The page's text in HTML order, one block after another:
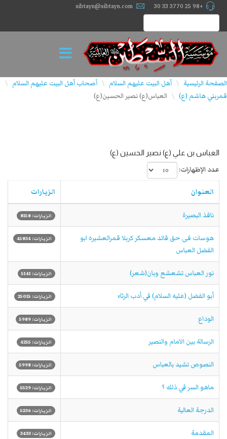
+98 25 3770 33 30
sibtayn@sibtayn.com
الصفحة الرئيسية \ أهل البيت عليهم السلام \ أصحاب أهل البيت علیهم السلام \
قمربني هاشم (ع) \ العباس(ع) نصير الحسين(ع)
العباس بن علي (ع) نصير الحسين (ع)
عدد الإظهارات:
العنوان الزيارات
نافذ البصيرة الزيارات: 8158
هوسات فی حق قائد معسکر کربلا قمرالعشیره ابو
الفضل العباس
الزيارات: 45834
نور العباس تشعشع وبان(شعر) الزيارات: 5141
أبو الفضل (عليه السلام) في أدب الرثاء الزيارات: 25015
الوداع الزيارات: 5989
الرسالة بين الامام والنصير الزيارات: 4255
النصوص تشيد بالعباس الزيارات: 5998
ماهو السر في ذلك ؟ الزيارات: 5529
الدرجة العالية الزيارات: 5236
المقدمة الزيارات: 3433